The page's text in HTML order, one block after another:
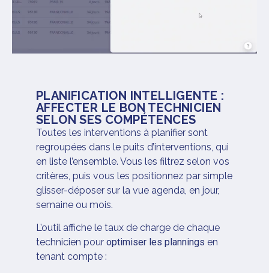
PLANIFICATION INTELLIGENTE :
AFFECTER LE BON TECHNICIEN
SELON SES COMPÉTENCES
Toutes les interventions à planifier sont
regroupées dans le puits d’interventions, qui
en liste l’ensemble. Vous les filtrez selon vos
critères, puis vous les positionnez par simple
glisser-déposer sur la vue agenda, en jour,
semaine ou mois.
L’outil affiche le taux de charge de chaque
technicien pour optimiser les plannings en
tenant compte :